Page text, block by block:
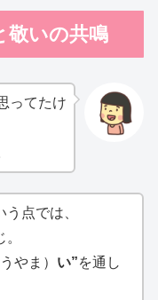
いの共鳴
ってたけ
う点では、
やま） い”を通し